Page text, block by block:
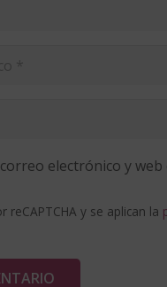
electrónico y
reCAPTCHA y se aplican la